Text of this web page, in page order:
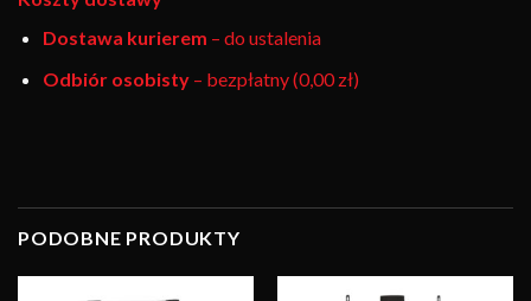
Dostawa kurierem – do ustalenia
Odbiór osobisty– bezpłatny (0,00 zł)
PODOBNE PRODUKTY